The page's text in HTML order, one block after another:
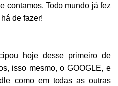
contamos. Todo mundo já fez
de fazer!
hoje desse primeiro de
isso mesmo, o GOOGLE, e
como em todas as outras